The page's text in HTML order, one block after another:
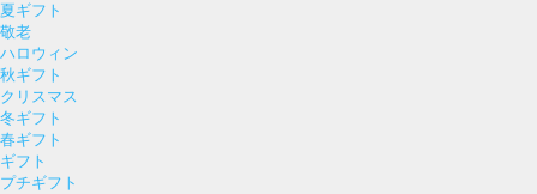
夏ギフト
敬老
ハロウィン
秋ギフト
クリスマス
冬ギフト
春ギフト
ギフト
プチギフト